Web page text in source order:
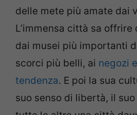
delle mete più amate dai
L’immensa città sa
dai musei più importanti
scorci più belli, ai negozi
tendenza. E poi la sua
suo senso di libertà, il